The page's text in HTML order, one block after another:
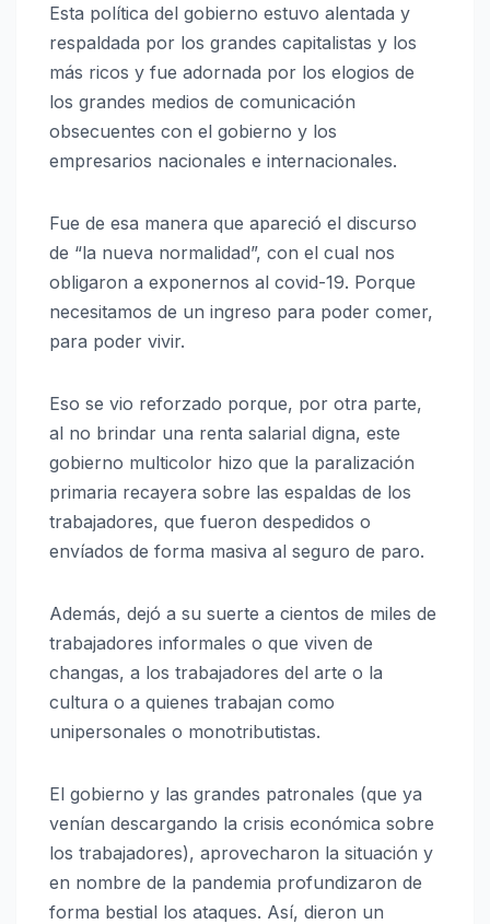
Esta política del gobierno estuvo alentada y
respaldada por los grandes capitalistas y los
más ricos y fue adornada por los elogios de
los grandes medios de comunicación
obsecuentes con el gobierno y los
empresarios nacionales e internacionales.
Fue de esa manera que apareció el discurso
de “la nueva normalidad”, con el cual nos
obligaron a exponernos al covid-19. Porque
necesitamos de un ingreso para poder comer,
para poder vivir.
Eso se vio reforzado porque, por otra parte,
al no brindar una renta salarial digna, este
gobierno multicolor hizo que la paralización
primaria recayera sobre las espaldas de los
trabajadores, que fueron despedidos o
envíados de forma masiva al seguro de paro.
Además, dejó a su suerte a cientos de miles de
trabajadores informales o que viven de
changas, a los trabajadores del arte o la
cultura o a quienes trabajan como
unipersonales o monotributistas.
El gobierno y las grandes patronales (que ya
venían descargando la crisis económica sobre
los trabajadores), aprovecharon la situación y
en nombre de la pandemia profundizaron de
forma bestial los ataques. Así, dieron un